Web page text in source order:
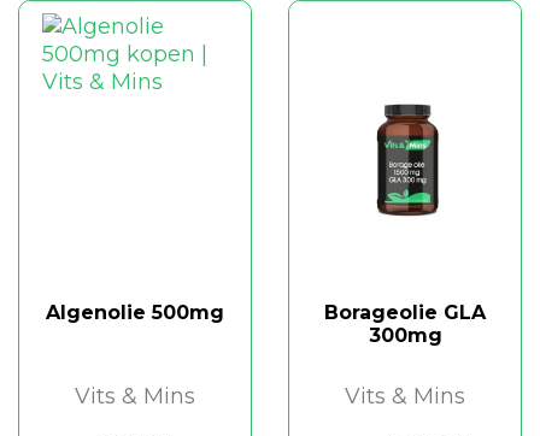
Algenolie 500mg
Vits & Mins
Borageolie GLA
300mg
Vits & Mins